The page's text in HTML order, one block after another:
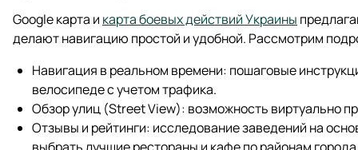
Google карта и карта боевых действий Украины
делают навигацию простой и удобной. Рассмотрим
Навигация в реальном времени: пошаговые
велосипеде с учетом трафика.
Обзор улиц (Street View): возможность виртуально
Отзывы и рейтинги: исследование заведений на